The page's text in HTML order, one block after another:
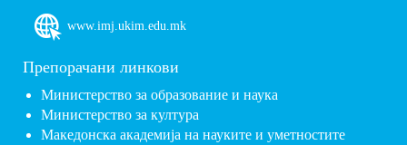
www.imj.ukim.edu.mk
Препорачани линкови
Министерство за образование и наука
Министерство за култура
Македонска академија на науките и уметностите